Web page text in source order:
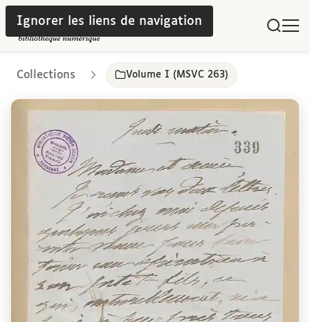
Ignorer les liens de navigation
Collections Volume I (MSVC 263)